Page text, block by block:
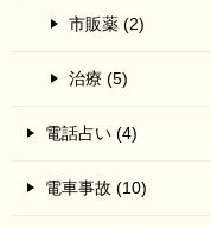
市販薬 (2)
治療 (5)
電話占い (4)
電車事故 (10)